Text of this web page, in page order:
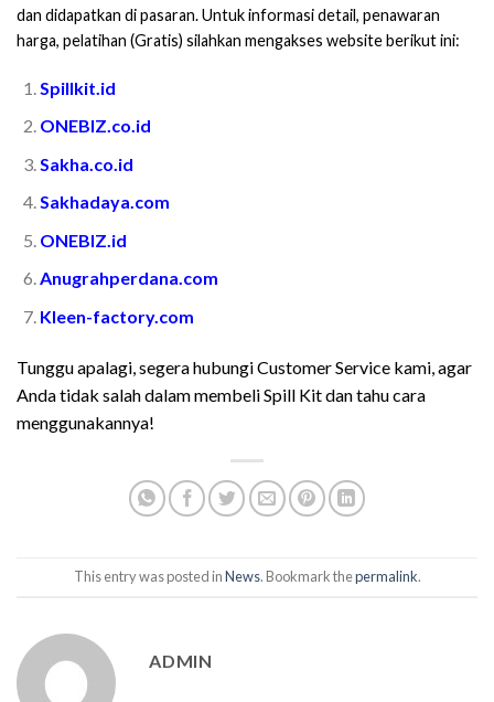
dan didapatkan di pasaran. Untuk informasi detail, penawaran
harga, pelatihan (Gratis) silahkan mengakses website berikut ini:
Spillkit.id
ONEBIZ.co.id
Sakha.co.id
Sakhadaya.com
ONEBIZ.id
Anugrahperdana.com
Kleen-factory.com
Tunggu apalagi, segera hubungi Customer Service kami, agar
Anda tidak salah dalam membeli Spill Kit dan tahu cara
menggunakannya!
This entry was posted inNews. Bookmark thepermalink.
ADMIN